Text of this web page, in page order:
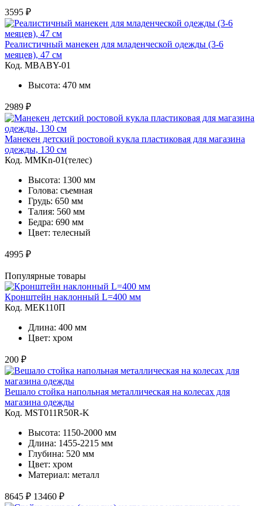
3595 ₽
Реалистичный манекен для младенческой одежды (3-6
меяцев), 47 см
Код. MBABY-01
Высота: 470 мм
2989 ₽
Манекен детский ростовой кукла пластиковая для магазина
одежды, 130 см
Код. MMKn-01(телес)
Высота: 1300 мм
Голова: съемная
Грудь: 650 мм
Талия: 560 мм
Бедра: 690 мм
Цвет: телесный
4995 ₽
Популярные товары
Кронштейн наклонный L=400 мм
Код. MЕК110П
Длина: 400 мм
Цвет: хром
200 ₽
Вешало стойка напольная металлическая на колесах для
магазина одежды
Код. MST011R50R-K
Высота: 1150-2000 мм
Длина: 1455-2215 мм
Глубина: 520 мм
Цвет: хром
Материал: металл
8645 ₽ 13460 ₽